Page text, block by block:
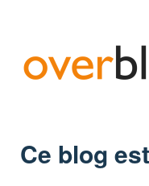
Ce blog